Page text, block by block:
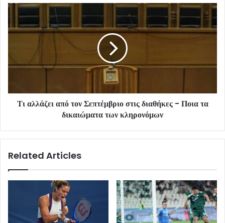
Τι αλλάζει από τον Σεπτέμβριο στις διαθήκες - Ποια τα
δικαιώματα των κληρονόμων
Related Articles